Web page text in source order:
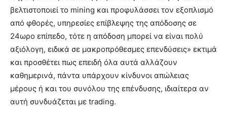
βελτιστοποιεί το mining και προφυλάσσει τον εξοπλισμό
από φθορές, υπηρεσίες επίβλεψης της απόδοσης σε
24ωρο επίπεδο, τότε η απόδοση μπορεί να είναι πολύ
αξιόλογη, ειδικά σε μακροπρόθεσμες επενδύσεις» εκτιμά
και προσθέτει πως επειδή όλα αυτά αλλάζουν
καθημερινά, πάντα υπάρχουν κίνδυνοι απώλειας
μέρους ή και του συνόλου της επένδυσης, ιδιαίτερα αν
αυτή συνδυάζεται με trading.